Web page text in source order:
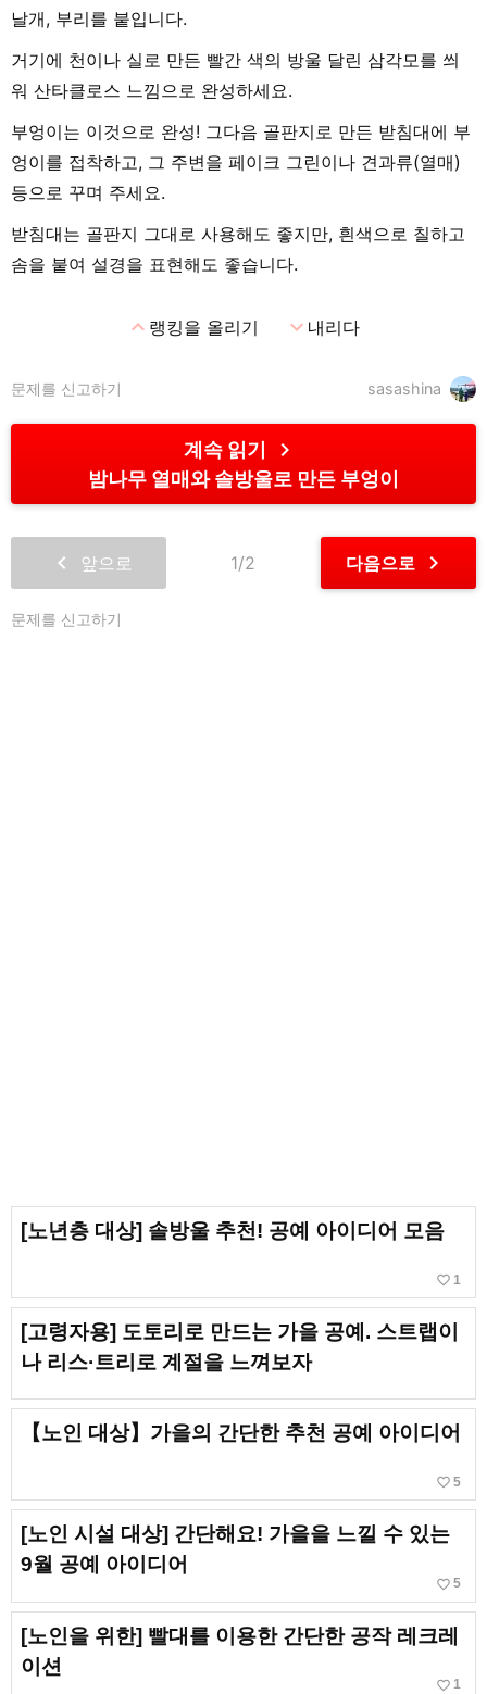
날개, 부리를 붙입니다.
거기에 천이나 실로 만든 빨간 색의 방울 달린 삼각모를 씌
워 산타클로스 느낌으로 완성하세요.
부엉이는 이것으로 완성! 그다음 골판지로 만든 받침대에 부
엉이를 접착하고, 그 주변을 페이크 그린이나 견과류(열매)
등으로 꾸며 주세요.
받침대는 골판지 그대로 사용해도 좋지만, 흰색으로 칠하고
솜을 붙여 설경을 표현해도 좋습니다.
expand_less랭킹을 올리기 expand_more내리다
sasashina
문제를 신고하기
계속 읽기 chevron_right
밤나무 열매와 솔방울로 만든 부엉이
chevron_left 앞으로 1/2 다음으로 chevron_right
문제를 신고하기
[노년층 대상] 솔방울 추천! 공예 아이디어 모음
favorite_border 1
[고령자용] 도토리로 만드는 가을 공예. 스트랩이
나 리스·트리로 계절을 느껴보자
【노인 대상】가을의 간단한 추천 공예 아이디어
favorite_border 5
[노인 시설 대상] 간단해요! 가을을 느낄 수 있는
9월 공예 아이디어
favorite_border 5
[노인을 위한] 빨대를 이용한 간단한 공작 레크레
이션
favorite_border 1